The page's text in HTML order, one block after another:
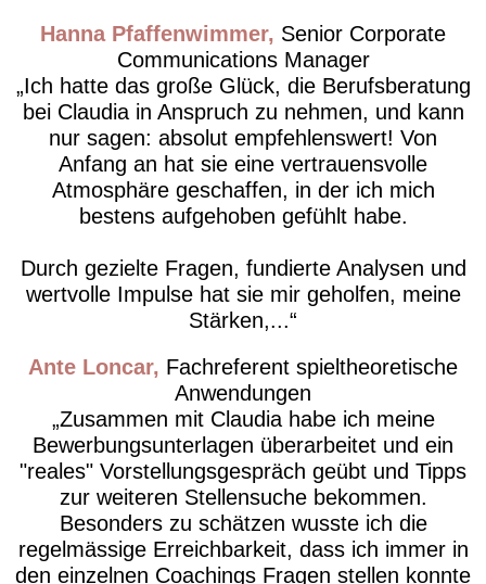
Hanna Pfaffenwimmer Senior Corporate
Communications Manager
Ich hatte das große Glück, die Berufsberatung
bei Claudia in Anspruch zu nehmen, und kann
nur sagen: absolut empfehlenswert! Von
Anfang an hat sie eine vertrauensvolle
Atmosphäre geschaffen, in der ich mich
bestens aufgehoben gefühlt habe.
Durch gezielte Fragen, fundierte Analysen und
wertvolle Impulse hat sie mir geholfen, meine
Stärken,...
Ante Loncar Fachreferent spieltheoretische
Anwendungen
Zusammen mit Claudia habe ich meine
Bewerbungsunterlagen überarbeitet und ein
"reales" Vorstellungsgespräch geübt und Tipps
zur weiteren Stellensuche bekommen.
Besonders zu schätzen wusste ich die
regelmässige Erreichbarkeit, dass ich immer in
den einzelnen Coachings Fragen stellen konnte